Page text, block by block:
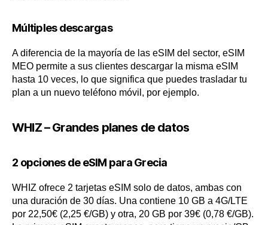
Múltiples descargas
A diferencia de la mayoría de las eSIM del sector, eSIM
MEO permite a sus clientes descargar la misma eSIM
hasta 10 veces, lo que significa que puedes trasladar tu
plan a un nuevo teléfono móvil, por ejemplo.
WHIZ – Grandes planes de datos
2 opciones de eSIM para Grecia
WHIZ ofrece 2 tarjetas eSIM solo de datos, ambas con
una duración de 30 días. Una contiene 10 GB a 4G/LTE
por 22,50€ (2,25 €/GB) y otra, 20 GB por 39€ (0,78 €/GB).